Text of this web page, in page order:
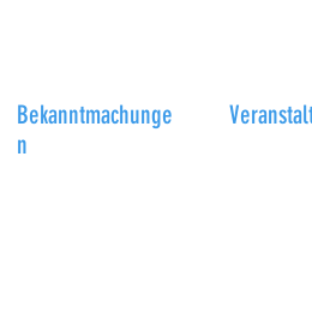
Bekanntmachunge
n